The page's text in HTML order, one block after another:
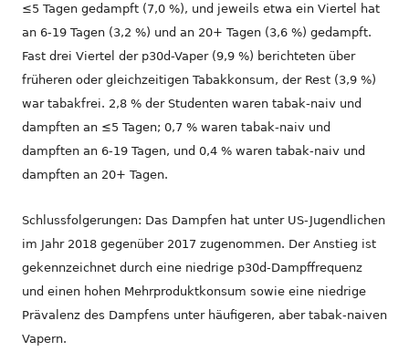
≤5 Tagen gedampft (7,0 %), und jeweils etwa ein Viertel hat
an 6-19 Tagen (3,2 %) und an 20+ Tagen (3,6 %) gedampft.
Fast drei Viertel der p30d-Vaper (9,9 %) berichteten über
früheren oder gleichzeitigen Tabakkonsum, der Rest (3,9 %)
war tabakfrei. 2,8 % der Studenten waren tabak-naiv und
dampften an ≤5 Tagen; 0,7 % waren tabak-naiv und
dampften an 6-19 Tagen, und 0,4 % waren tabak-naiv und
dampften an 20+ Tagen.
Schlussfolgerungen: Das Dampfen hat unter US-Jugendlichen
im Jahr 2018 gegenüber 2017 zugenommen. Der Anstieg ist
gekennzeichnet durch eine niedrige p30d-Dampffrequenz
und einen hohen Mehrproduktkonsum sowie eine niedrige
Prävalenz des Dampfens unter häufigeren, aber tabak-naiven
Vapern.